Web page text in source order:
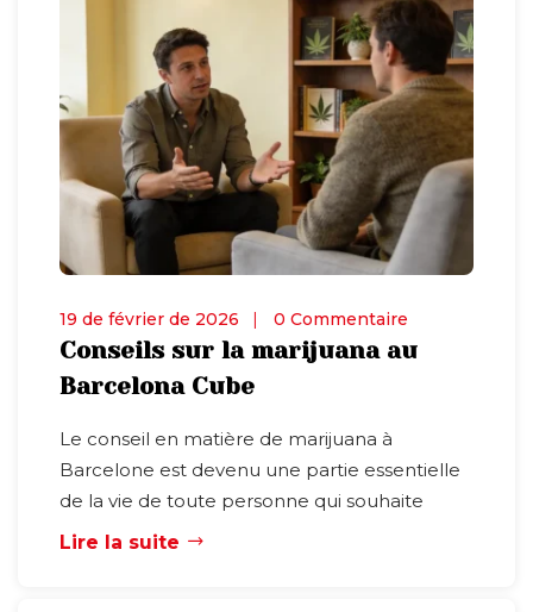
19 de février de 2026 0 Commentaire
Conseils sur la marijuana au
Barcelona Cube
Le conseil en matière de marijuana à
Barcelone est devenu une partie essentielle
de la vie de toute personne qui souhaite
Lire la suite